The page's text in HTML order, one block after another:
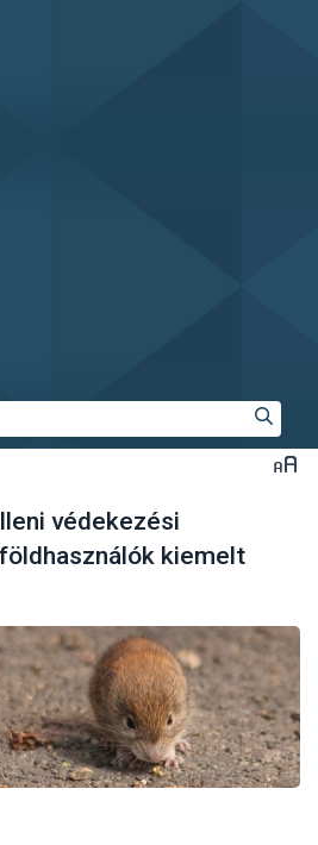
védekezési
kiemelt